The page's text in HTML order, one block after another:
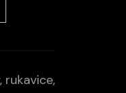
rukavice,